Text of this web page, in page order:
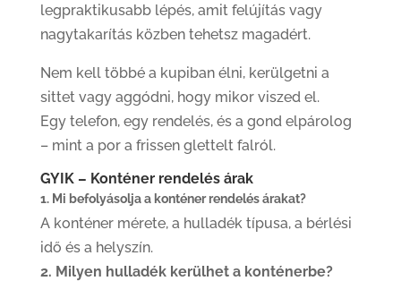
legpraktikusabb lépés, amit felújítás vagy
nagytakarítás közben tehetsz magadért.
Nem kell többé a kupiban élni, kerülgetni a
sittet vagy aggódni, hogy mikor viszed el.
Egy telefon, egy rendelés, és a gond elpárolog
– mint a por a frissen glettelt falról.
GYIK – Konténer rendelés árak
1. Mi befolyásolja a konténer rendelés árakat?
A konténer mérete, a hulladék típusa, a bérlési
idő és a helyszín.
2. Milyen hulladék kerülhet a konténerbe?